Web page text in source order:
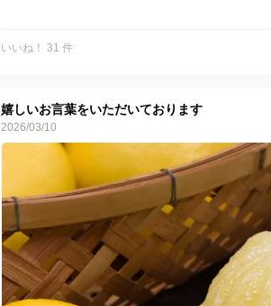
ご注文くださった皆さま、気にかけてくださ
中身はおいしく、大玉ならではの剥きやすさと
いただけます。
「せっかくなら大きい文旦をたっぷり楽しみた
「ご家庭で気軽に味わいたい」
そんな方には、今の訳あり文旦はとてもおすす
文旦は、箱を開けた瞬間のさわやかな香り、
ひと口食べたときのぷりっとした果肉、
甘さの中にあるほのかな酸味と苦みまで含めて
いいね！ 31 件
嬉しいお言葉をいただいております
2026/03/10